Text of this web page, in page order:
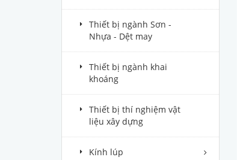
Thiết bị ngành Sơn -
Nhựa - Dệt may
Thiết bị ngành khai
khoáng
Thiết bị thí nghiệm vật
liệu xây dựng
Kính lúp